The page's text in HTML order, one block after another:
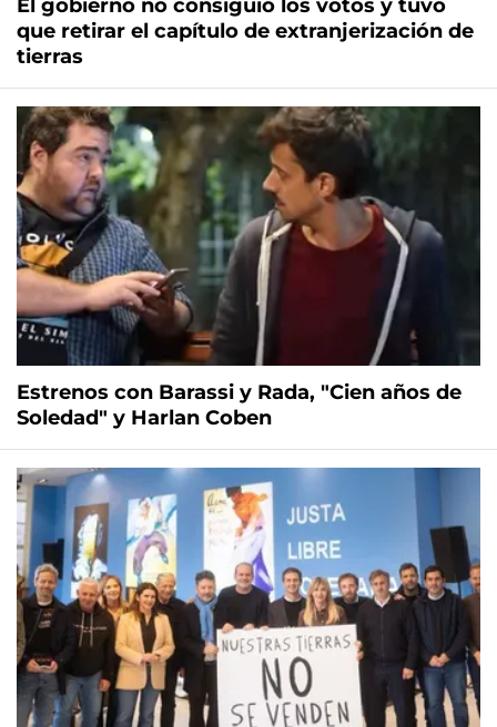
El gobierno no consiguió los votos y tuvo
que retirar el capítulo de extranjerización de
tierras
Estrenos con Barassi y Rada, "Cien años de
Soledad" y Harlan Coben